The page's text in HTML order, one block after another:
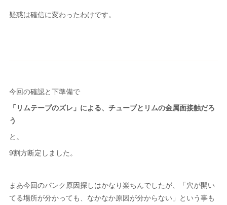
疑惑は確信に変わったわけです。
今回の確認と下準備で
「リムテープのズレ」による、チューブとリムの金属面接触だろ
う
と。
9割方断定しました。
まあ今回のパンク原因探しはかなり楽ちんでしたが、「穴が開い
てる場所が分かっても、なかなか原因が分からない」という事も